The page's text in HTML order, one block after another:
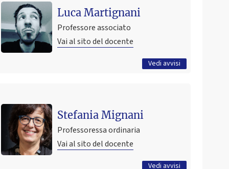
Luca Martignani
Professore associato
Vai al sito del docente
Vedi avvisi
Il ricevimento in presenza è interrotto per la pausa
estiva e riprenderà giovedì 17 settembre.
22 luglio 2026 09:19
Tutti gli avvisi
Stefania Mignani
Professoressa ordinaria
Vai al sito del docente
Vedi avvisi
Orari ricevimento
17 febbraio 2022 12:42
Tutti gli avvisi